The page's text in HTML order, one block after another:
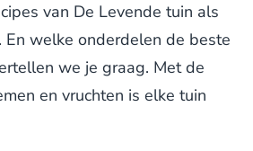
van De Levende tuin als
En welke onderdelen de beste
we je graag. Met de
en vruchten is elke tuin